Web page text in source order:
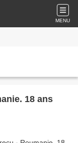
MENU
18 ans